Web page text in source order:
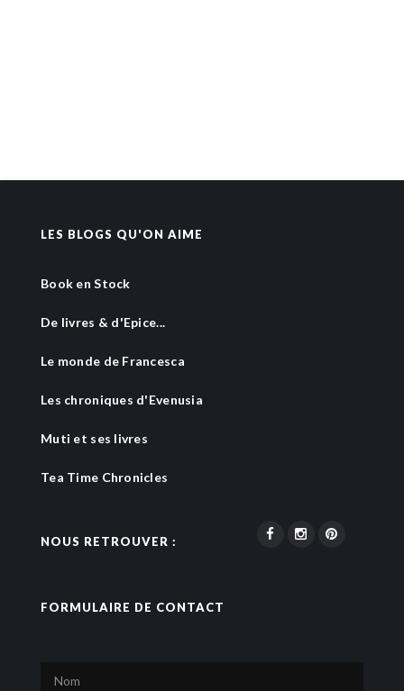
LES BLOGS QU'ON AIME
Book en Stock
De livres & d'Epice...
Le monde de Francesca
Les chroniques d'Evenusia
Muti et ses livres
Tea Time Chronicles
NOUS RETROUVER :
FORMULAIRE DE CONTACT